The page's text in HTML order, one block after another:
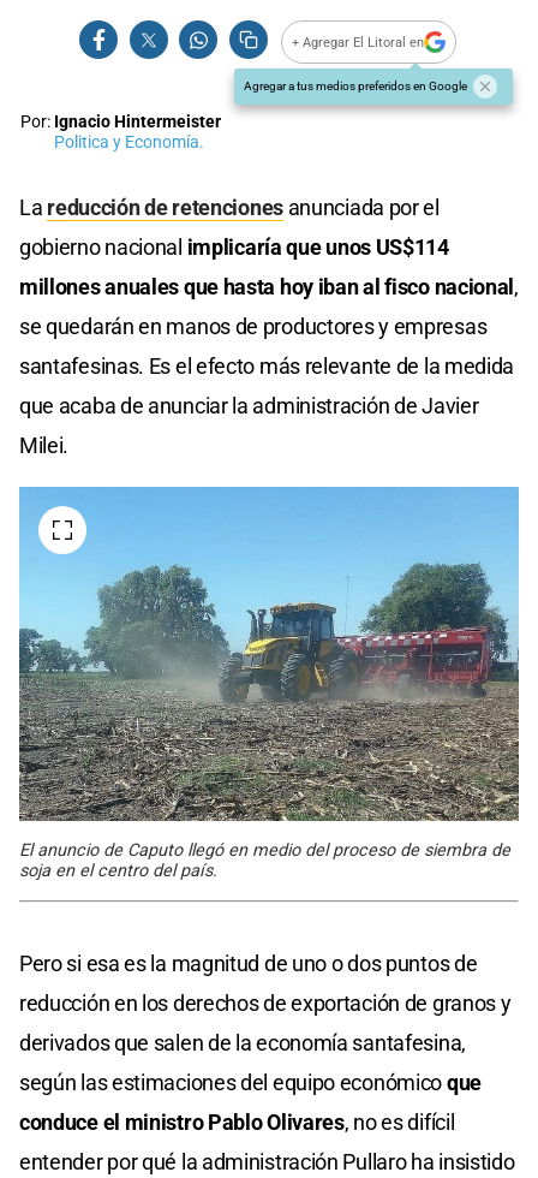
+ Agregar El Litoral en
Agregar a tus medios preferidos en Google
Por: Ignacio Hintermeister
Politica y Economía.
La reducción de retencionesanunciada por el
gobierno nacional implicaría que unos US$114
millones anuales que hasta hoy iban al fisco nacional ,
se quedarán en manos de productores y empresas
santafesinas. Es el efecto más relevante de la medida
que acaba de anunciar la administración de Javier
Milei.
El anuncio de Caputo llegó en medio del proceso de siembra de
soja en el centro del país.
Pero si esa es la magnitud de uno o dos puntos de
reducción en los derechos de exportación de granos y
derivados que salen de la economía santafesina,
según las estimaciones del equipo económicoque
conduce el ministro Pablo Olivares, no es difícil
entender por qué la administración Pullaro ha insistido